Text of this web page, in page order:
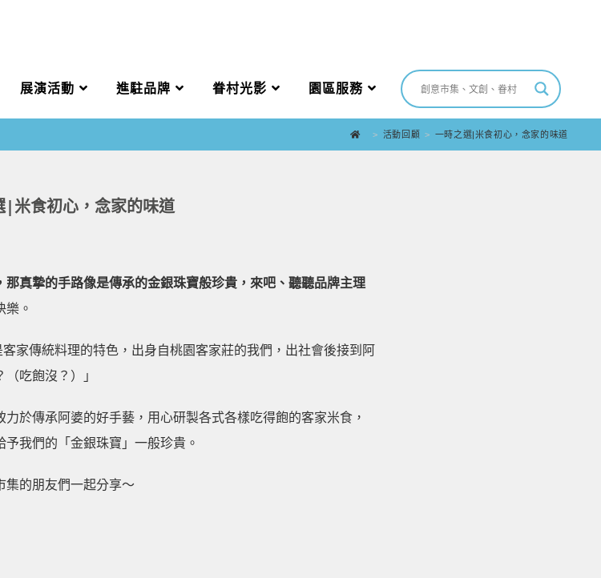
展演活動 進駐品牌 眷村光影 園區服務
> 活動回顧 > 一時之選|米食初心，念家的味道
|米食初心，念家的味道
摯的手路像是傳承的金銀珠寶般珍貴，來吧、聽聽品牌主理
樂。
家傳統料理的特色，出身自桃園客家莊的我們，出社會後接到阿
吃飽沒？）」
於傳承阿婆的好手藝，用心研製各式各樣吃得飽的客家米食，
我們的「金銀珠寶」一般珍貴。
集的朋友們一起分享～